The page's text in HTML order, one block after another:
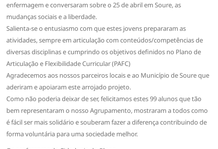
enfermagem e conversaram sobre o 25 de abril em Soure, as
mudanças sociais e a liberdade.
Salienta-se o entusiasmo com que estes jovens prepararam as
atividades, sempre em articulação com conteúdos/competências de
diversas disciplinas e cumprindo os objetivos definidos no Plano de
Articulação e Flexibilidade Curricular (PAFC)
Agradecemos aos nossos parceiros locais e ao Município de Soure que
aderiram e apoiaram este arrojado projeto.
Como não poderia deixar de ser, felicitamos estes 99 alunos que tão
bem representaram o nosso Agrupamento, mostraram a todos como
é fácil ser mais solidário e souberam fazer a diferença contribuindo de
forma voluntária para uma sociedade melhor.